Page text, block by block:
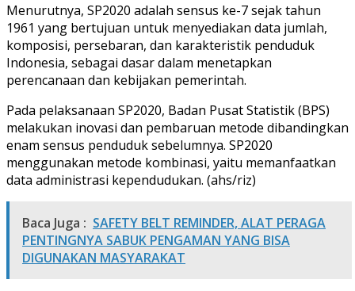
Menurutnya, SP2020 adalah sensus ke-7 sejak tahun
1961 yang bertujuan untuk menyediakan data jumlah,
komposisi, persebaran, dan karakteristik penduduk
Indonesia, sebagai dasar dalam menetapkan
perencanaan dan kebijakan pemerintah.
Pada pelaksanaan SP2020, Badan Pusat Statistik (BPS)
melakukan inovasi dan pembaruan metode dibandingkan
enam sensus penduduk sebelumnya. SP2020
menggunakan metode kombinasi, yaitu memanfaatkan
data administrasi kependudukan. (ahs/riz)
Baca Juga : SAFETY BELT REMINDER, ALAT PERAGA
PENTINGNYA SABUK PENGAMAN YANG BISA
DIGUNAKAN MASYARAKAT